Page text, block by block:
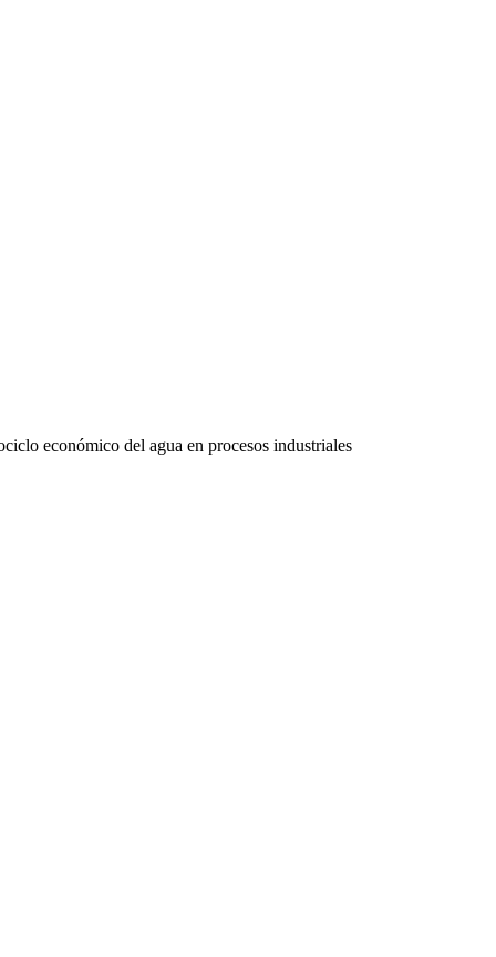
económico del agua en procesos industriales